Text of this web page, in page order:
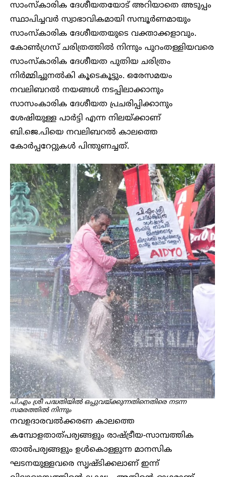
സാംസ്കാരിക ദേശീയതയോട് അറിയാതെ അടുപ്പം
സ്ഥാപിച്ചവർ സ്വാഭാവികമായി സമ്പൂർണമായും
സാംസ്കാരിക ദേശീയതയുടെ വക്താക്കളാവും.
കോൺഗ്രസ് ചരിത്രത്തിൽ നിന്നും പുറംതള്ളിയവരെ
സാംസ്കാരിക ദേശീയത പുതിയ ചരിത്രം
നിർമ്മിച്ചുനൽകി കൂടെകൂട്ടും. ഒരേസമയം
നവലിബറൽ നയങ്ങൾ നടപ്പിലാക്കാനും
സാസംകാരിക ദേശീയത പ്രചരിപ്പിക്കാനും
ശേഷിയുള്ള പാർട്ടി എന്ന നിലയ്ക്കാണ്
ബി.ജെ.പിയെ നവലിബറൽ കാലത്തെ
കോർപ്പറേറ്റുകൾ പിന്തുണച്ചത്.
പി.എം ശ്രീ പദ്ധതിയിൽ ഒപ്പുവയ്ക്കുന്നതിനെതിരെ നടന്ന
സമരത്തിൽ നിന്നും
നവഉദാരവൽക്കരണ കാലത്തെ
കമ്പോളതാത്പര്യങ്ങളും രാഷ്ട്രീയ-സാമ്പത്തിക
താൽപര്യങ്ങളും ഉൾകൊള്ളുന്ന മാനസിക
ഘടനയുള്ളവരെ സൃഷ്ടിക്കലാണ് ഇന്ന്